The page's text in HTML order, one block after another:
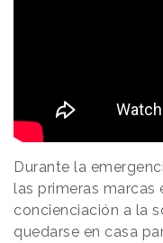
Durante la
las primeras marcas
concienciación a la
quedarse en casa